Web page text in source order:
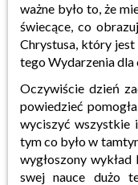
ważne było to, że
świecące, co
Chrystusa, który
tego Wydarzenia dla
Oczywiście dzień
powiedzieć
wyciszyć wszystkie
tym co było w
wygłoszony
swej nauce dużo